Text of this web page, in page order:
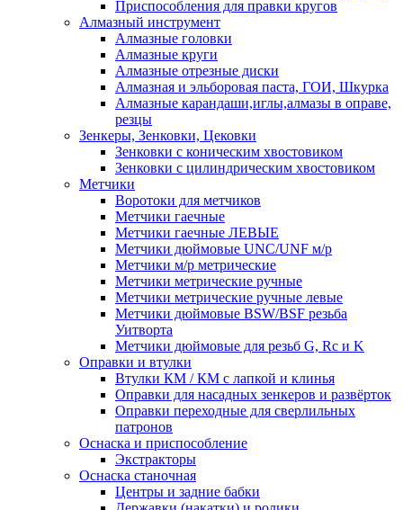
Приспособления для правки кругов
Алмазный инструмент
Алмазные головки
Алмазные круги
Алмазные отрезные диски
Алмазная и эльборовая паста, ГОИ, Шкурка
Алмазные карандаши,иглы,алмазы в оправе,
резцы
Зенкеры, Зенковки, Цековки
Зенковки с коническим хвостовиком
Зенковки с цилиндрическим хвостовиком
Метчики
Воротоки для метчиков
Метчики гаечные
Метчики гаечные ЛЕВЫЕ
Метчики дюймовые UNC/UNF м/р
Метчики м/р метрические
Метчики метрические ручные
Метчики метрические ручные левые
Метчики дюймовые BSW/BSF резьба
Уитворта
Метчики дюймовые для резьб G, Rc и K
Оправки и втулки
Втулки КМ / КМ с лапкой и клинья
Оправки для насадных зенкеров и развёрток
Оправки переходные для сверлильных
патронов
Оснаска и приспособление
Экстракторы
Оснаска станочная
Центры и задние бабки